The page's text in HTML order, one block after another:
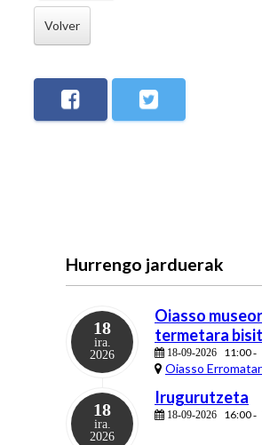
Volver
Hurrengo jarduerak
18
ira.
2026
Oiasso
termetara
18-09-2026 11:00-
Oiasso
18
ira.
2026
Irugurutzeta
18-09-2026 16:00-